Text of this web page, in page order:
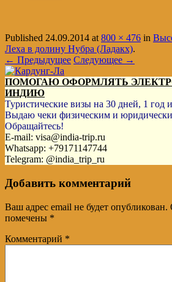
Published 24.09.2014 at800 × 476 in
Леха в долину Нубра (Ладакх).
← Предыдущее Следующее →
ПОМОГАЮ ОФОРМЛЯТЬ
ИНДИЮ
Туристические визы на 30 дней, 1 год
Выдаю чеки физическим и
Обращайтесь!
E-mail: visa@india-trip.ru
Whatsapp: +79171147744
Telegram: @india_trip_ru
Добавить комментарий
Ваш адрес email не будет опубликован.
помечены *
Комментарий *